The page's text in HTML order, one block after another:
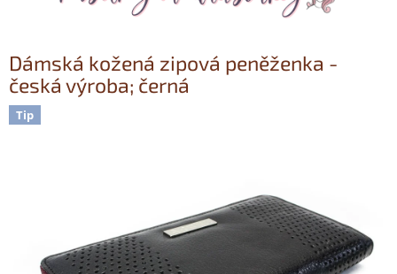
Dámská kožená zipová peněženka -
česká výroba; černá
Tip